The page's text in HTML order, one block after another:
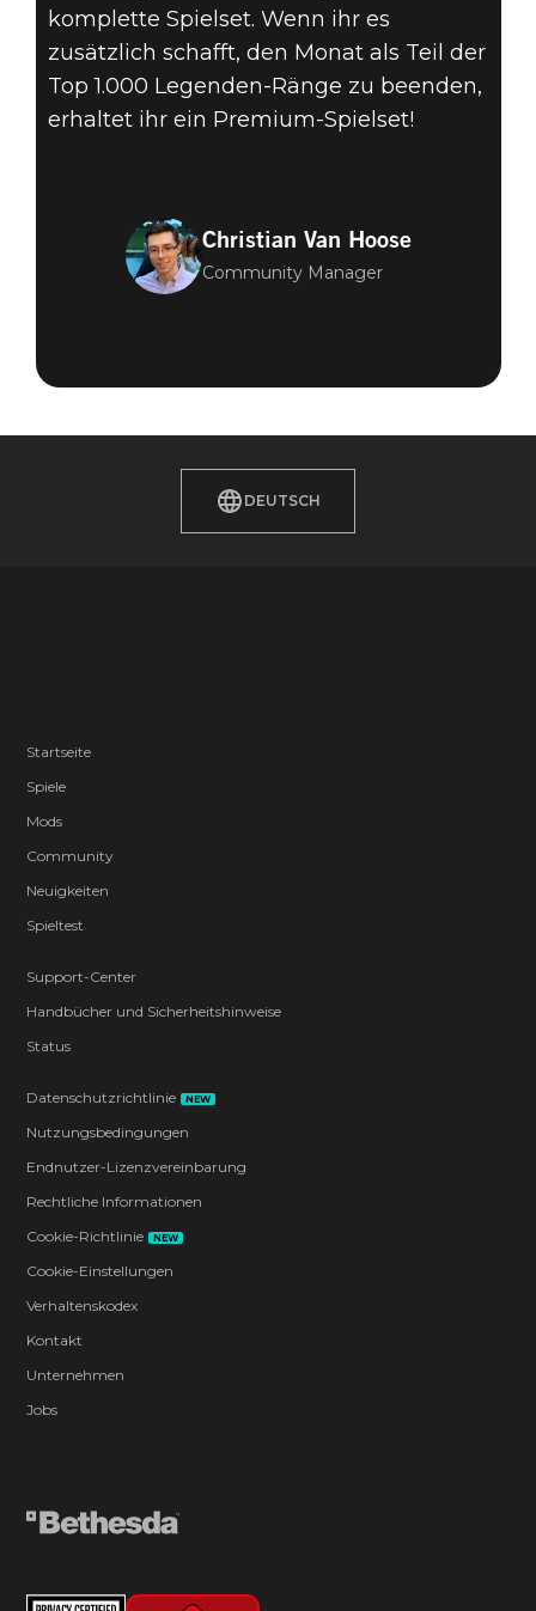
komplette Spielset. Wenn ihr es
zusätzlich schafft, den Monat als Teil der
Top 1.000 Legenden-Ränge zu beenden,
erhaltet ihr ein Premium-Spielset!
Christian Van Hoose
Community Manager
DEUTSCH
Startseite
Spiele
Mods
Community
Neuigkeiten
Spieltest
Support-Center
Handbücher und Sicherheitshinweise
Status
Datenschutzrichtlinie NEW
Nutzungsbedingungen
Endnutzer-Lizenzvereinbarung
Rechtliche Informationen
Cookie-Richtlinie
NEW
Cookie-Einstellungen
Verhaltenskodex
Kontakt
Unternehmen
Jobs